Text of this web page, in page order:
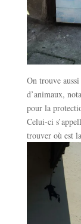
On trouve aussi
d’animaux,
pour la
Celui-ci
trouver où est